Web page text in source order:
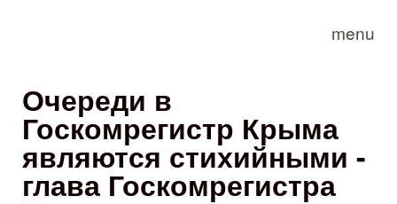
menu
Очереди в
Госкомрегистр Крыма
являются стихийными -
глава Госкомрегистра